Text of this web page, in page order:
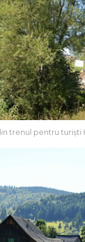
trenul pentru turiști